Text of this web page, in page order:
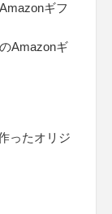
ギフ
Amazonギ
ったオリジ